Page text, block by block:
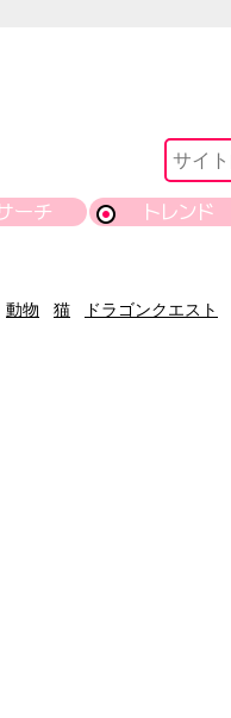
ーチ トレンド
動物 猫 ドラゴンクエスト